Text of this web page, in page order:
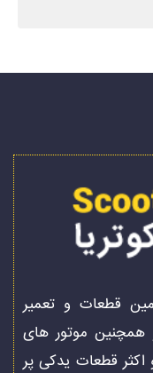
قطعات و تعمیر
همچنین موتور های
اکثر قطعات یدکی پر